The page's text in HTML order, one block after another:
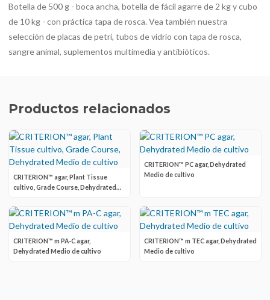
Botella de 500 g - boca ancha, botella de fácil agarre de 2 kg y cubo
de 10 kg - con práctica tapa de rosca. Vea también nuestra
selección de placas de petri, tubos de vidrio con tapa de rosca,
sangre animal, suplementos multimedia y antibióticos.
Productos relacionados
CRITERION™ agar, Plant Tissue
cultivo, Grade Course, Dehydrated
CRITERION™ PC agar, Dehydrated
Medio de cultivo
CRITERION™ m PA-C agar,
Dehydrated Medio de cultivo
CRITERION™ m TEC agar, Dehydrated
Medio de cultivo